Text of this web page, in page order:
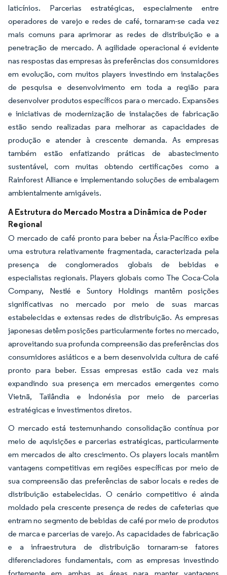
laticínios. Parcerias estratégicas, especialmente entre
operadores de varejo e redes de café, tornaram-se cada vez
mais comuns para aprimorar as redes de distribuição e a
penetração de mercado. A agilidade operacional é evidente
nas respostas das empresas às preferências dos consumidores
em evolução, com muitos players investindo em instalações
de pesquisa e desenvolvimento em toda a região para
desenvolver produtos específicos para o mercado. Expansões
e iniciativas de modernização de instalações de fabricação
estão sendo realizadas para melhorar as capacidades de
produção e atender à crescente demanda. As empresas
também estão enfatizando práticas de abastecimento
sustentável, com muitas obtendo certificações como a
Rainforest Alliance e implementando soluções de embalagem
ambientalmente amigáveis.
A Estrutura do Mercado Mostra a Dinâmica de Poder
Regional
O mercado de café pronto para beber na Ásia-Pacífico exibe
uma estrutura relativamente fragmentada, caracterizada pela
presença de conglomerados globais de bebidas e
especialistas regionais. Players globais como The Coca-Cola
Company, Nestlé e Suntory Holdings mantêm posições
significativas no mercado por meio de suas marcas
estabelecidas e extensas redes de distribuição. As empresas
japonesas detêm posições particularmente fortes no mercado,
aproveitando sua profunda compreensão das preferências dos
consumidores asiáticos e a bem desenvolvida cultura de café
pronto para beber. Essas empresas estão cada vez mais
expandindo sua presença em mercados emergentes como
Vietnã, Tailândia e Indonésia por meio de parcerias
estratégicas e investimentos diretos.
O mercado está testemunhando consolidação contínua por
meio de aquisições e parcerias estratégicas, particularmente
em mercados de alto crescimento. Os players locais mantêm
vantagens competitivas em regiões específicas por meio de
sua compreensão das preferências de sabor locais e redes de
distribuição estabelecidas. O cenário competitivo é ainda
moldado pela crescente presença de redes de cafeterias que
entram no segmento de bebidas de café por meio de produtos
de marca e parcerias de varejo. As capacidades de fabricação
e a infraestrutura de distribuição tornaram-se fatores
diferenciadores fundamentais, com as empresas investindo